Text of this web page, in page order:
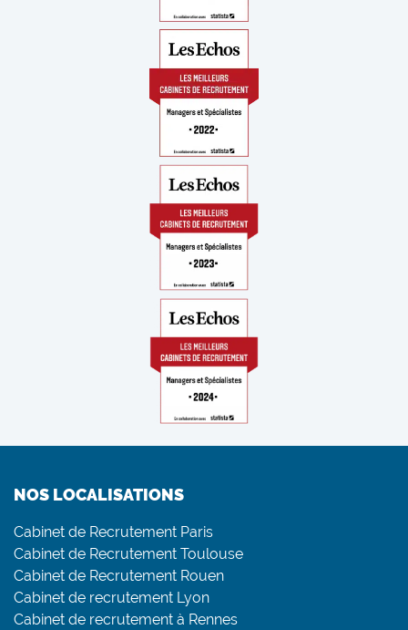
NOS LOCALISATIONS
Cabinet de Recrutement Paris
Cabinet de Recrutement Toulouse
Cabinet de Recrutement Rouen
Cabinet de recrutement Lyon
Cabinet de recrutement à Rennes